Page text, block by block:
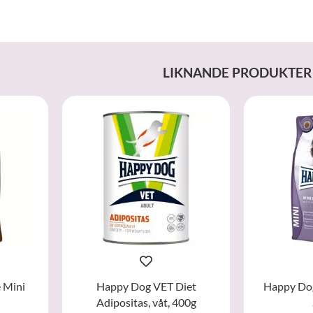
LIKNANDE PRODUKTER
Mini
Happy Dog VET Diet
Adipositas, våt, 400g
Happy